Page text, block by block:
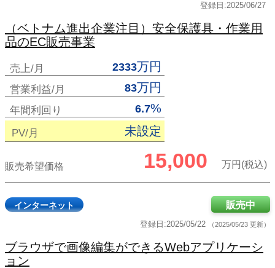
登録日:2025/06/27
（ベトナム進出企業注目）安全保護具・作業用
品のEC販売事業
売上/月 2333万円
営業利益/月 83万円
年間利回り 6.7%
PV/月 未設定
販売希望価格 15,000 万円(税込)
インターネット
登録日:2025/05/22 （2025/05/23 更新）
販売中
ブラウザで画像編集ができるWebアプリケーシ
ョン